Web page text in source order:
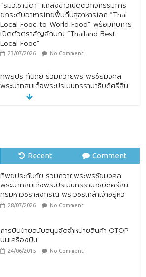
“รมว.ซาบีดา” แถลงข่าวเปิดตัวกิจกรรมการ
ยกระดับอาหารไทยพื้นถิ่นสู่อาหารโลก “Thai
Local Food to World Food” พร้อมกับการ
เปิดตัวตราสัญลักษณ์ “Thailand Best
Local Food”
23/07/2026 No Comment
ทิพยประกันภัย ร่วมถวายพระพรชัยมงคล
พระบาทสมเด็จพระปรเมนทรรามาธิบดีศรีสิน
ทรมหาวชิราลงกรณ พระวชิรเกล้าเจ้าอยู่หัว
เชิงกลยุทธ์ ยกระดับบริการดิจิทัลและการเข้า
ถึงประกันภัยเพื่อประชาชน
28/07/2026 No Comment
Recent Comment
ทิพยประกันภัย ร่วมถวายพระพรชัยมงคล
พระบาทสมเด็จพระปรเมนทรรามาธิบดีศรีสิน
ทรมหาวชิราลงกรณ พระวชิรเกล้าเจ้าอยู่หัว
28/07/2026 No Comment
การบินไทยสนับสนุนจัดจำหน่ายสินค้า OTOP
บนเครื่องบิน
24/06/2015 No Comment